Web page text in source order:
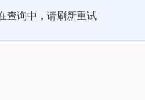
查询中，请刷新重试